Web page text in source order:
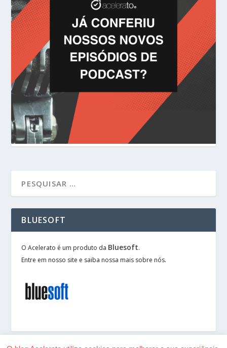
BLUESOFT
O Acelerato é um produto da Bluesoft.
Entre em nosso site e saiba nossa mais sobre nós.